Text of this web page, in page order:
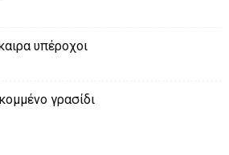
υπέροχοι
γρασίδι